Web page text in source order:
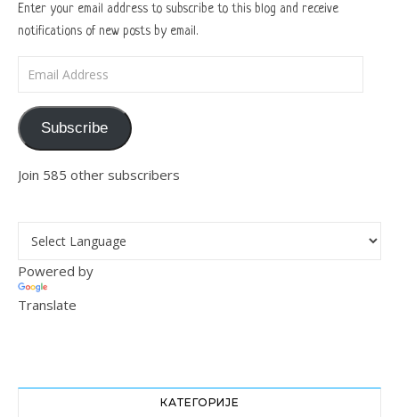
Enter your email address to subscribe to this blog and receive
notifications of new posts by email.
Subscribe
Join 585 other subscribers
Powered by
Translate
КАТЕГОРИЈЕ